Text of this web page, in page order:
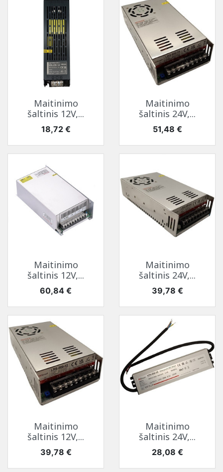
Maitinimo
šaltinis 12V,...
Kaina
18,72 €
Maitinimo
šaltinis 24V,...
Kaina
51,48 €
Maitinimo
šaltinis 12V,...
Kaina
60,84 €
Maitinimo
šaltinis 24V,...
Kaina
39,78 €
Maitinimo
šaltinis 12V,...
Kaina
39,78 €
Maitinimo
šaltinis 24V,...
Kaina
28,08 €